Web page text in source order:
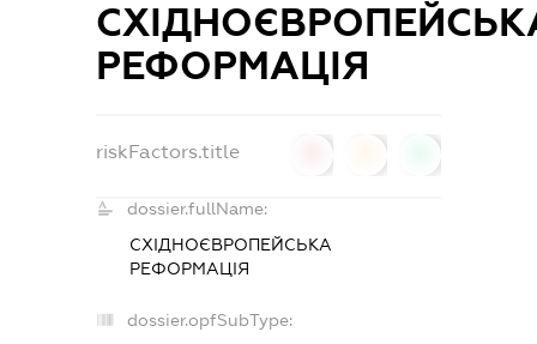
РЕФОРМАЦІЯ
riskFactors.title
dossier.fullName:
СХІДНОЄВРОПЕЙСЬКА
РЕФОРМАЦІЯ
dossier.opfSubType: